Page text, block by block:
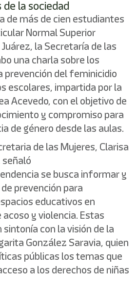
la sociedad
de más de cien estudiantes
Normal Superior
la Secretaría de las
una charla sobre los
prevención del feminicidio
escolares, impartida por la
Acevedo, con el objetivo de
y compromiso para
de género desde las aulas.
de las Mujeres, Clarisa
se busca informar y
prevención para
educativos en
y violencia. Estas
con la visión de la
González Saravia, quien
públicas los temas que
a los derechos de niñas